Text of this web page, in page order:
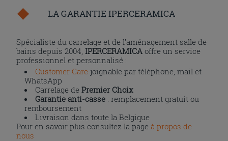
LA GARANTIE IPERCERAMICA
Spécialiste du carrelage et de l’aménagement salle de
bains depuis 2004,IPERCERAMICA offre un service
professionnel et personnalisé :
Customer Care joignable par téléphone, mail et
WhatsApp
Carrelage dePremier Choix
Garantie anti-casse : remplacement gratuit ou
remboursement
Livraison dans toute la Belgique
Pour en savoir plus consultez la page à propos de
nous